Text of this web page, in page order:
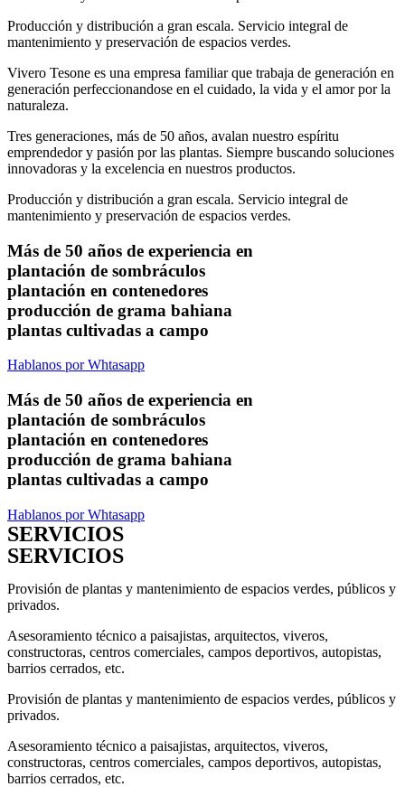
Producción y distribución a gran escala. Servicio integral de
mantenimiento y preservación de espacios verdes.
Vivero Tesone es una empresa familiar que trabaja de generación en
generación perfeccionandose en el cuidado, la vida y el amor por la
naturaleza.
Tres generaciones, más de 50 años, avalan nuestro espíritu
emprendedor y pasión por las plantas. Siempre buscando soluciones
innovadoras y la excelencia en nuestros productos.
Producción y distribución a gran escala. Servicio integral de
mantenimiento y preservación de espacios verdes.
Más de 50 años de experiencia en
plantación de sombráculos
plantación en contenedores
producción de grama bahiana
plantas cultivadas a campo
Hablanos por Whtasapp
Más de 50 años de experiencia en
plantación de sombráculos
plantación en contenedores
producción de grama bahiana
plantas cultivadas a campo
Hablanos por Whtasapp
SERVICIOS
SERVICIOS
Provisión de plantas y mantenimiento de espacios verdes, públicos y
privados.
Asesoramiento técnico a paisajistas, arquitectos, viveros,
constructoras, centros comerciales, campos deportivos, autopistas,
barrios cerrados, etc.
Provisión de plantas y mantenimiento de espacios verdes, públicos y
privados.
Asesoramiento técnico a paisajistas, arquitectos, viveros,
constructoras, centros comerciales, campos deportivos, autopistas,
barrios cerrados, etc.